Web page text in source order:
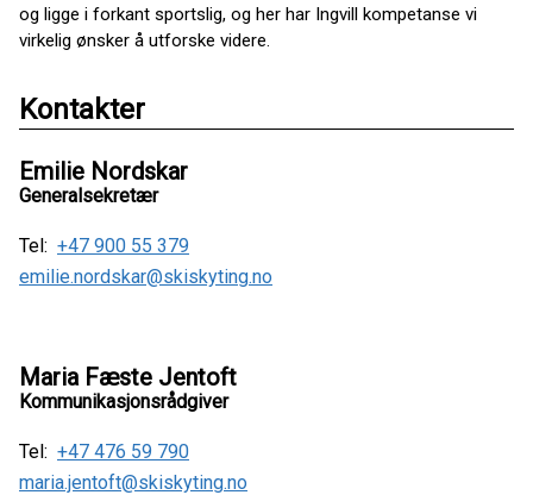
og ligge i forkant sportslig, og her har Ingvill kompetanse vi
virkelig ønsker å utforske videre.
Kontakter
Emilie Nordskar
Generalsekretær
Tel: +47 900 55 379
emilie.nordskar@skiskyting.no
Maria Fæste Jentoft
Kommunikasjonsrådgiver
Tel: +47 476 59 790
maria.jentoft@skiskyting.no